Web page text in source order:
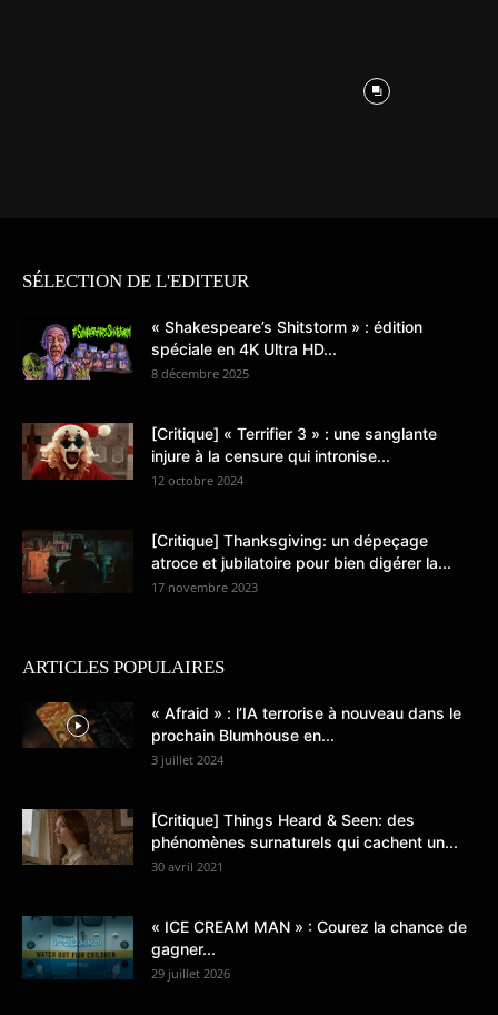
SÉLECTION DE L'EDITEUR
« Shakespeare’s Shitstorm » : édition
spéciale en 4K Ultra HD...
8 décembre 2025
[Critique] « Terrifier 3 » : une sanglante
injure à la censure qui intronise...
12 octobre 2024
[Critique] Thanksgiving: un dépeçage
atroce et jubilatoire pour bien digérer la...
17 novembre 2023
ARTICLES POPULAIRES
« Afraid » : l’IA terrorise à nouveau dans le
prochain Blumhouse en...
3 juillet 2024
[Critique] Things Heard & Seen: des
phénomènes surnaturels qui cachent un...
30 avril 2021
« ICE CREAM MAN » : Courez la chance de
gagner...
29 juillet 2026